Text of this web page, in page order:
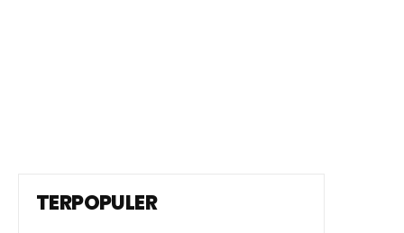
TERPOPULER